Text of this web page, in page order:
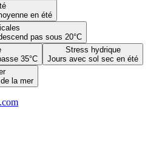
en été
pas sous 20°C
35°C
Stress hydrique
Jours avec sol sec en été
la mer